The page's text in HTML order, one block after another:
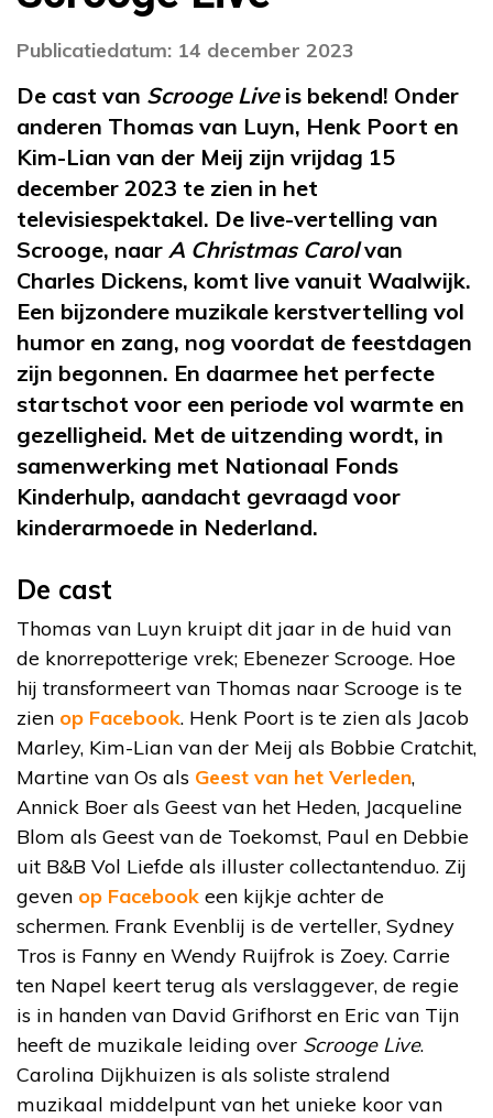
Publicatiedatum: 14 december 2023
De cast van Scrooge Liveis bekend! Onder
anderen Thomas van Luyn, Henk Poort en
Kim-Lian van der Meij zijn vrijdag 15
december 2023 te zien in het
televisiespektakel. De live-vertelling van
Scrooge, naar A Christmas Carolvan
Charles Dickens, komt live vanuit Waalwijk.
Een bijzondere muzikale kerstvertelling vol
humor en zang, nog voordat de feestdagen
zijn begonnen. En daarmee het perfecte
startschot voor een periode vol warmte en
gezelligheid. Met de uitzending wordt, in
samenwerking met Nationaal Fonds
Kinderhulp, aandacht gevraagd voor
kinderarmoede in Nederland.
De cast
Thomas van Luyn kruipt dit jaar in de huid van
de knorrepotterige vrek; Ebenezer Scrooge. Hoe
hij transformeert van Thomas naar Scrooge is te
zien op Facebook. Henk Poort is te zien als Jacob
Marley, Kim-Lian van der Meij als Bobbie Cratchit,
Martine van Os als Geest van het Verleden,
Annick Boer als Geest van het Heden, Jacqueline
Blom als Geest van de Toekomst, Paul en Debbie
uit B&B Vol Liefde als illuster collectantenduo. Zij
geven op Facebook een kijkje achter de
schermen. Frank Evenblij is de verteller, Sydney
Tros is Fanny en Wendy Ruijfrok is Zoey. Carrie
ten Napel keert terug als verslaggever, de regie
is in handen van David Grifhorst en Eric van Tijn
heeft de muzikale leiding over Scrooge Live.
Carolina Dijkhuizen is als soliste stralend
muzikaal middelpunt van het unieke koor van